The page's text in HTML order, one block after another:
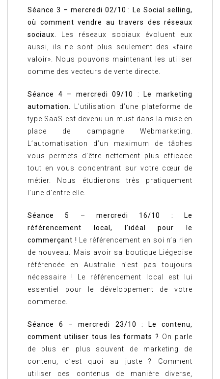
Séance 3 – mercredi 02/10 : Le Social selling,
où comment vendre au travers des réseaux
sociaux.
Les réseaux sociaux évoluent eux
aussi, ils ne sont plus seulement des «faire
valoir». Nous pouvons maintenant les utiliser
comme des vecteurs de vente directe.
Séance 4 – mercredi 09/10 : Le marketing
automation.
L’utilisation d’une plateforme de
type SaaS est devenu un must dans la mise en
place de campagne Webmarketing.
L’automatisation d’un maximum de tâches
vous permets d’être nettement plus efficace
tout en vous concentrant sur votre cœur de
métier. Nous étudierons très pratiquement
l’une d’entre elle.
Séance 5 – mercredi 16/10 : Le
référencement local, l’idéal pour le
commerçant ! Le référencement en soi n’a rien
de nouveau. Mais avoir sa boutique Liégeoise
référencée en Australie n’est pas toujours
nécessaire ! Le référencement local est lui
essentiel pour le développement de votre
commerce.
Séance 6 – mercredi 23/10 : Le contenu,
comment utiliser tous les formats ? On parle
de plus en plus souvent de marketing de
contenu, c’est quoi au juste ? Comment
utiliser ces contenus de manière diverse,